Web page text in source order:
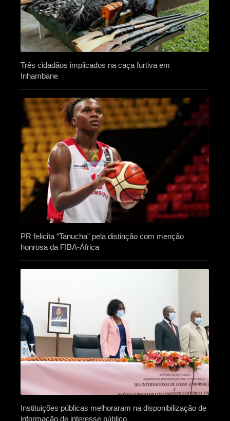
Três cidadãos implicados na caça furtiva em
Inhambane
PR felicita “Tanucha” pela distinção com menção
honrosa da FIBA-África
Instituições públicas melhoraram na disponibilização de
informação de interesse público